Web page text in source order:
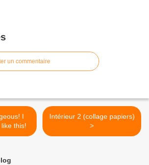
un commentaire
this!
Intérieur 2 (collage papiers)
>